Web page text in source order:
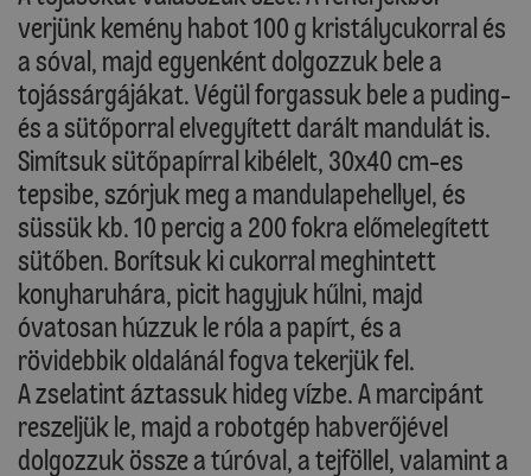
verjünk kemény habot 100 g kristálycukorral és
a sóval, majd egyenként dolgozzuk bele a
tojássárgájákat. Végül forgassuk bele a puding-
és a sütőporral elvegyített darált mandulát is.
Simítsuk sütőpapírral kibélelt, 30x40 cm-es
tepsibe, szórjuk meg a mandulapehellyel, és
süssük kb. 10 percig a 200 fokra előmelegített
sütőben. Borítsuk ki cukorral meghintett
konyharuhára, picit hagyjuk hűlni, majd
óvatosan húzzuk le róla a papírt, és a
rövidebbik oldalánál fogva tekerjük fel.
A zselatint áztassuk hideg vízbe. A marcipánt
reszeljük le, majd a robotgép habverőjével
dolgozzuk össze a túróval, a tejföllel, valamint a